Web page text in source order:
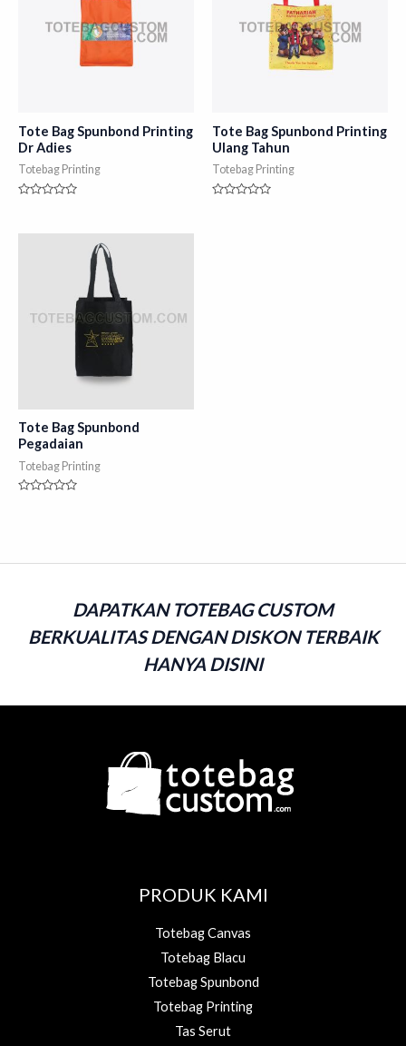
Tote Bag Spunbond Printing
Dr Adies
Totebag Printing
Tote Bag Spunbond Printing
Ulang Tahun
Totebag Printing
Tote Bag Spunbond
Pegadaian
Totebag Printing
DAPATKAN TOTEBAG CUSTOM
BERKUALITAS DENGAN DISKON TERBAIK
HANYA DISINI
PRODUK KAMI
Totebag Canvas
Totebag Blacu
Totebag Spunbond
Totebag Printing
Tas Serut